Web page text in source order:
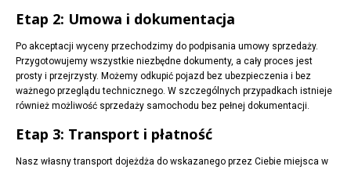
Etap 2: Umowa i dokumentacja
Po akceptacji wyceny przechodzimy do podpisania umowy sprzedaży.
Przygotowujemy wszystkie niezbędne dokumenty, a cały proces jest
prosty i przejrzysty. Możemy odkupić pojazd bez ubezpieczenia i bez
ważnego przeglądu technicznego. W szczególnych przypadkach istnieje
również możliwość sprzedaży samochodu bez pełnej dokumentacji.
Etap 3: Transport i płatność
Nasz własny transport dojeżdża do wskazanego przez Ciebie miejsca w